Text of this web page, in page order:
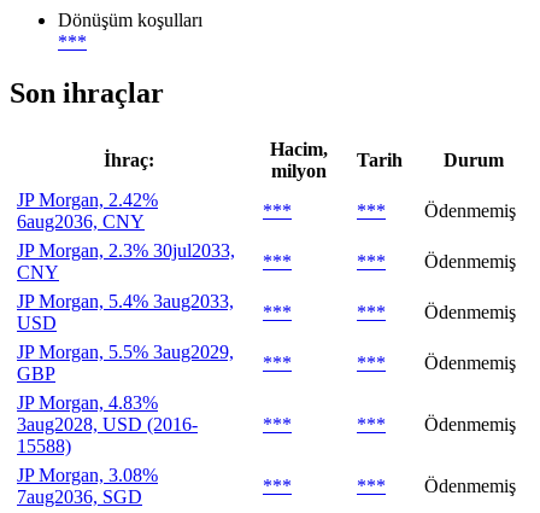
Dönüşüm koşulları
***
Son ihraçlar
İhraç:
Hacim,
milyon
Tarih
Durum
JP Morgan, 2.42%
6aug2036, CNY
*** ***
Ödenmemiş
JP Morgan, 2.3% 30jul2033,
CNY
*** ***
Ödenmemiş
JP Morgan, 5.4% 3aug2033,
USD
*** ***
Ödenmemiş
JP Morgan, 5.5% 3aug2029,
GBP
*** ***
Ödenmemiş
JP Morgan, 4.83%
3aug2028, USD (2016-
15588)
*** *** Ödenmemiş
JP Morgan, 3.08%
7aug2036, SGD
*** ***
Ödenmemiş